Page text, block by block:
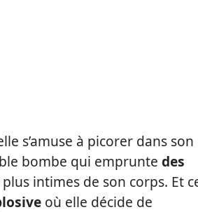
s’amuse à picorer dans son
bombe qui emprunte des
intimes de son corps. Et
où elle décide de